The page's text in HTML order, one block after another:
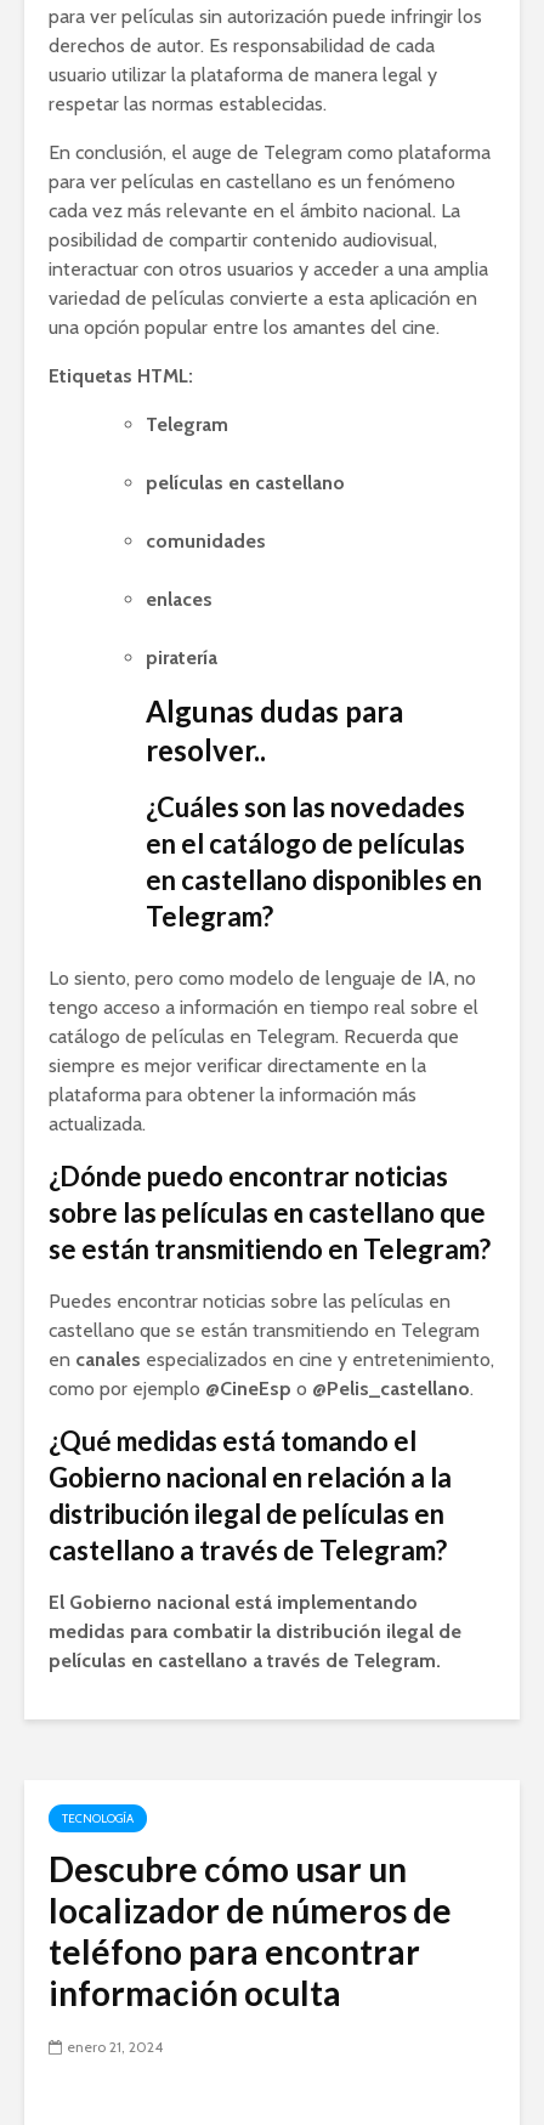
para ver películas sin autorización puede infringir los
derechos de autor. Es responsabilidad de cada
usuario utilizar la plataforma de manera legal y
respetar las normas establecidas.
En conclusión, el auge de Telegram como plataforma
para ver películas en castellano es un fenómeno
cada vez más relevante en el ámbito nacional. La
posibilidad de compartir contenido audiovisual,
interactuar con otros usuarios y acceder a una amplia
variedad de películas convierte a esta aplicación en
una opción popular entre los amantes del cine.
Etiquetas HTML:
Telegram
películas en castellano
comunidades
enlaces
piratería
Algunas dudas para
resolver..
¿Cuáles son las novedades
en el catálogo de películas
en castellano disponibles en
Telegram?
Lo siento, pero como modelo de lenguaje de IA, no
tengo acceso a información en tiempo real sobre el
catálogo de películas en Telegram. Recuerda que
siempre es mejor verificar directamente en la
plataforma para obtener la información más
actualizada.
¿Dónde puedo encontrar noticias
sobre las películas en castellano que
se están transmitiendo en Telegram?
Puedes encontrar noticias sobre las películas en
castellano que se están transmitiendo en Telegram
en canales especializados en cine y entretenimiento,
como por ejemplo @CineEsp o @Pelis_castellano.
¿Qué medidas está tomando el
Gobierno nacional en relación a la
distribución ilegal de películas en
castellano a través de Telegram?
El Gobierno nacional está implementando
medidas para combatir la distribución ilegal de
películas en castellano a través de Telegram.
TECNOLOGÍA
Descubre cómo usar un
localizador de números de
teléfono para encontrar
información oculta
enero 21, 2024